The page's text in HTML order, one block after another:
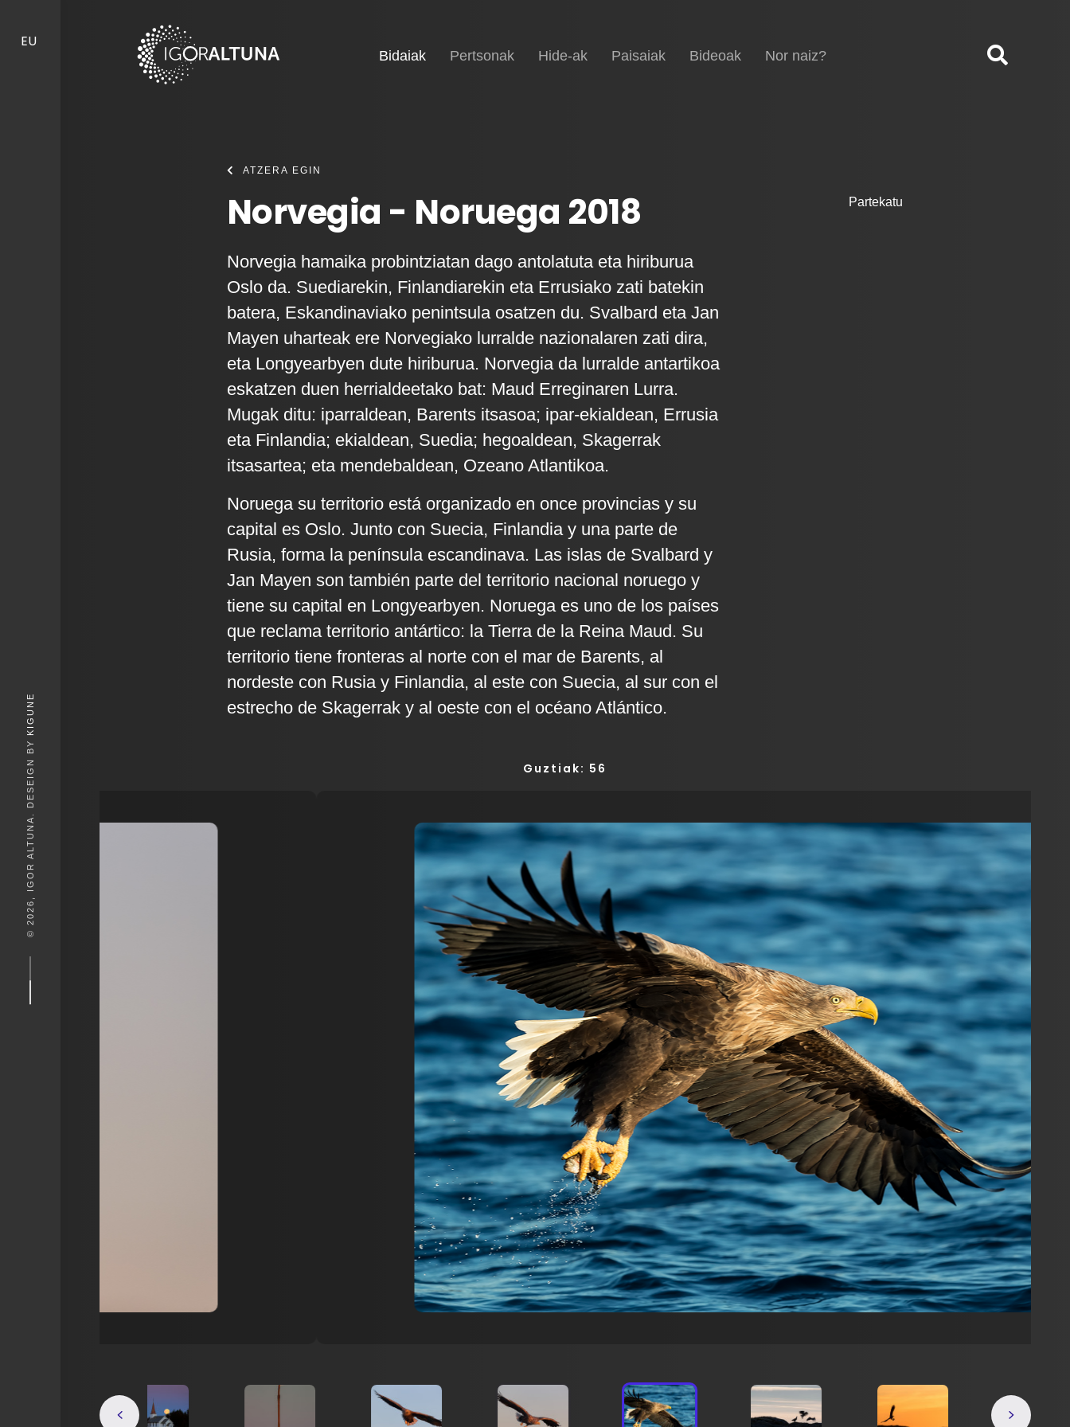
EU
© 2026, IGOR ALTUNA. DESEIGN BY
KIGUNE
Hasiera
Bidaiak(current)
Pertsonak Hide-ak Paisaiak Bideoak Nor naiz?
ATZERA EGIN
Norvegia - Noruega 2018
Norvegia hamaika probintziatan dago antolatuta eta hiriburua
Oslo da. Suediarekin, Finlandiarekin eta Errusiako zati batekin
batera, Eskandinaviako penintsula osatzen du. Svalbard eta Jan
Mayen uharteak ere Norvegiako lurralde nazionalaren zati dira,
eta Longyearbyen dute hiriburua. Norvegia da lurralde antartikoa
eskatzen duen herrialdeetako bat: Maud Erreginaren Lurra.
Mugak ditu: iparraldean, Barents itsasoa; ipar-ekialdean, Errusia
eta Finlandia; ekialdean, Suedia; hegoaldean, Skagerrak
itsasartea; eta mendebaldean, Ozeano Atlantikoa.
Noruega su territorio está organizado en once provincias y su
capital es Oslo. Junto con Suecia, Finlandia y una parte de
Rusia, forma la península escandinava. Las islas de Svalbard y
Jan Mayen son también parte del territorio nacional noruego y
tiene su capital en Longyearbyen. Noruega es uno de los países
que reclama territorio antártico: la Tierra de la Reina Maud. Su
territorio tiene fronteras al norte con el mar de Barents, al
nordeste con Rusia y Finlandia, al este con Suecia, al sur con el
estrecho de Skagerrak y al oeste con el océano Atlántico.
Partekatu
Guztiak: 56